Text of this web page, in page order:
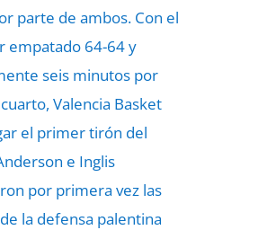
parte de ambos. Con el
empatado 64-64 y
seis minutos por
Valencia Basket
el primer tirón del
e Inglis
por primera vez las
la defensa palentina